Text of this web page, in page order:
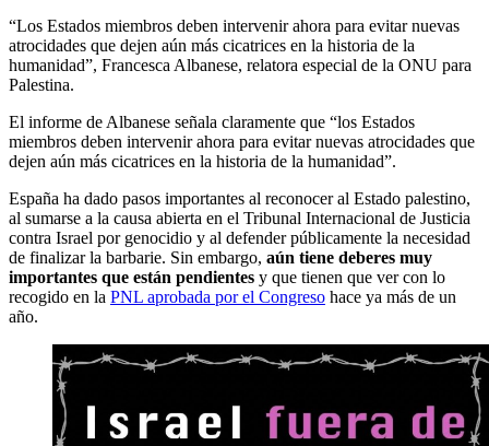
“Los Estados miembros deben intervenir ahora para evitar nuevas
atrocidades que dejen aún más cicatrices en la historia de la
humanidad”, Francesca Albanese, relatora especial de la ONU para
Palestina.
El informe de Albanese señala claramente que “los Estados
miembros deben intervenir ahora para evitar nuevas atrocidades que
dejen aún más cicatrices en la historia de la humanidad”.
España ha dado pasos importantes al reconocer al Estado palestino,
al sumarse a la causa abierta en el Tribunal Internacional de Justicia
contra Israel por genocidio y al defender públicamente la necesidad
de finalizar la barbarie. Sin embargo, aún tiene deberes muy
importantes que están pendientes y que tienen que ver con lo
recogido en la PNL aprobada por el Congreso hace ya más de un
año.